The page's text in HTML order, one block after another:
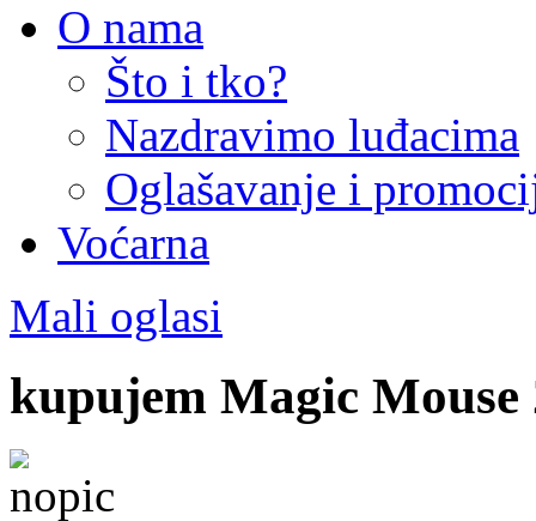
O nama
Što i tko?
Nazdravimo luđacima
Oglašavanje i
Voćarna
Mali oglasi
kupujem Magic Mouse